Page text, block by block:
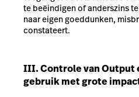
te beëindigen of anderszins
naar eigen goeddunken,
constateert.
III. Controle van Output
gebruik met grote